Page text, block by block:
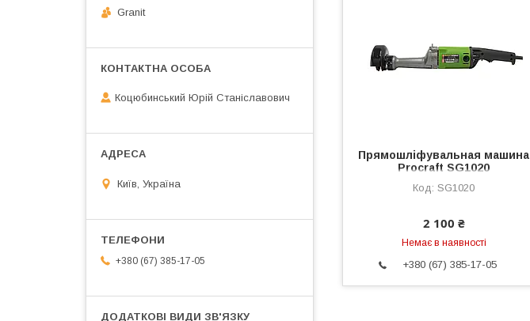
Прямошліфувальная машина
Procraft SG1020
SG1020
2 100 ₴
Немає в наявності
+380 (67) 385-17-05
Granit
Коцюбинський Юрій Станіславович
Київ, Україна
+380 (67) 385-17-05